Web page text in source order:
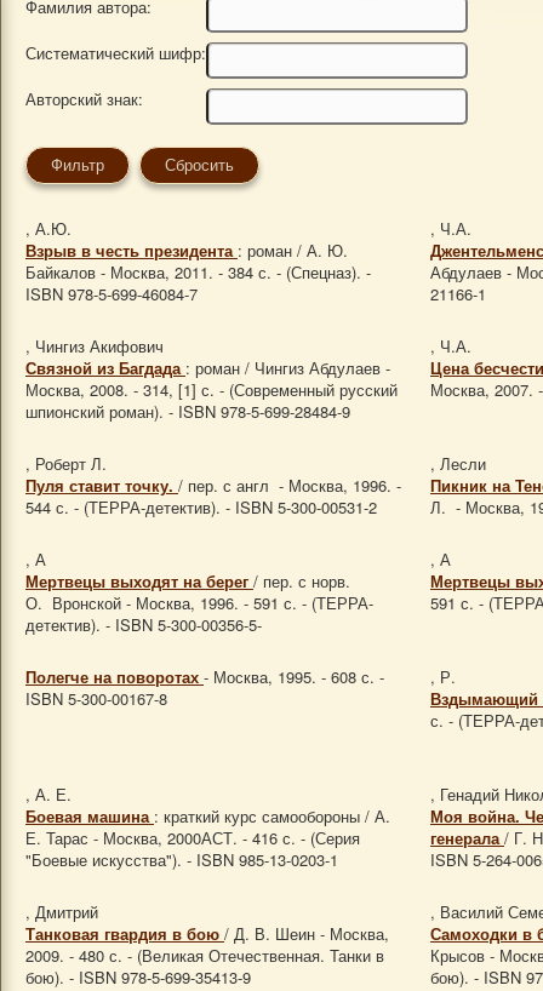
Фамилия автора:
Систематический шифр:
Авторский знак:
, А.Ю.
Взрыв в честь президента : роман / А. Ю.
Байкалов - Москва, 2011. - 384 с. - (Спецназ). -
ISBN 978-5-699-46084-7
, Ч.А.
Абдулаев -
21166-1
, Чингиз Акифович
Связной из Багдада : роман / Чингиз Абдулаев -
Москва, 2008. - 314, [1] с. - (Современный русский
шпионский роман). - ISBN 978-5-699-28484-9
, Ч.А.
Цена
Москва, 2007.
, Роберт Л.
Пуля ставит точку. / пер. с англ - Москва, 1996. -
544 с. - (ТЕРРА-детектив). - ISBN 5-300-00531-2
, Лесли
Пикник на
Л. - Москва,
, А
Мертвецы выходят на берег / пер. с норв.
О. Вронской - Москва, 1996. - 591 с. - (ТЕРРА-
детектив). - ISBN 5-300-00356-5-
, А
Мертвецы
591 с. -
Полегче на поворотах - Москва, 1995. - 608 с. -
ISBN 5-300-00167-8
, Р.
Вздымающий
с. - (ТЕРРА-
, А. Е.
Боевая машина : краткий курс самообороны / А.
Е. Тарас - Москва, 2000АСТ. - 416 с. - (Серия
"Боевые искусства"). - ISBN 985-13-0203-1
, Генадий
Моя война.
генерала / Г.
ISBN 5-264-
, Дмитрий
Танковая гвардия в бою / Д. В. Шеин - Москва,
2009. - 480 с. - (Великая Отечественная. Танки в
бою). - ISBN 978-5-699-35413-9
, Василий
Самоходки в
Крысов -
бою). - ISBN